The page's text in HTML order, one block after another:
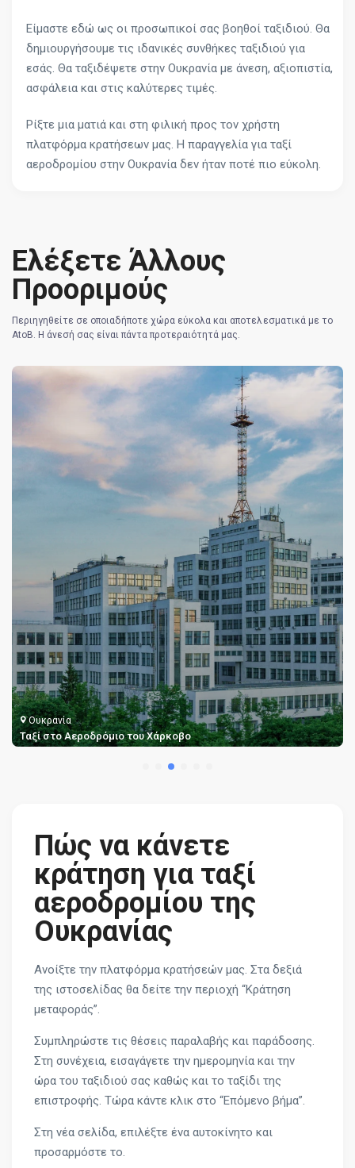
Είμαστε εδώ ως οι προσωπικοί σας βοηθοί ταξιδιού. Θα
δημιουργήσουμε τις ιδανικές συνθήκες ταξιδιού για
εσάς. Θα ταξιδέψετε στην Ουκρανία με άνεση, αξιοπιστία,
ασφάλεια και στις καλύτερες τιμές.
Ρίξτε μια ματιά και στη φιλική προς τον χρήστη
πλατφόρμα κρατήσεων μας. Η παραγγελία για ταξί
αεροδρομίου στην Ουκρανία δεν ήταν ποτέ πιο εύκολη.
Ελέξετε Άλλους
Προοριμούς
Περιηγηθείτε σε οποιαδήποτε χώρα εύκολα και αποτελεσματικά με το
AtoB. Η άνεσή σας είναι πάντα προτεραιότητά μας.
Ουκρανία
Ταξί στο Αεροδρόμιο του Χάρκοβο
Πώς να κάνετε
κράτηση για ταξί
αεροδρομίου της
Ουκρανίας
Ανοίξτε την πλατφόρμα κρατήσεών μας. Στα δεξιά
της ιστοσελίδας θα δείτε την περιοχή “Κράτηση
μεταφοράς”.
Συμπληρώστε τις θέσεις παραλαβής και παράδοσης.
Στη συνέχεια, εισαγάγετε την ημερομηνία και την
ώρα του ταξιδιού σας καθώς και το ταξίδι της
επιστροφής. Τώρα κάντε κλικ στο “Επόμενο βήμα”.
Στη νέα σελίδα, επιλέξτε ένα αυτοκίνητο και
προσαρμόστε το.